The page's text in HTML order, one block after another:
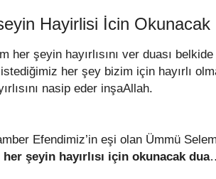
Hayirlisi İcin Okunacak
her şeyin hayırlısını ver duası
her şey bizim için hayırlı
nasip eder inşaAllah.
Efendimiz’in eşi olan Ümmü
her şeyin hayırlısı için okunacak dua